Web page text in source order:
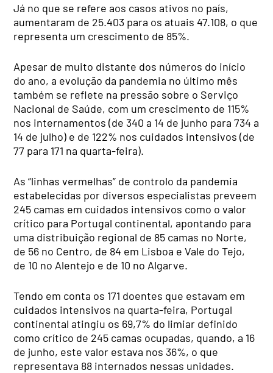
Já no que se refere aos casos ativos no país,
aumentaram de 25.403 para os atuais 47.108, o que
representa um crescimento de 85%.
Apesar de muito distante dos números do início
do ano, a evolução da pandemia no último mês
também se reflete na pressão sobre o Serviço
Nacional de Saúde, com um crescimento de 115%
nos internamentos (de 340 a 14 de junho para 734 a
14 de julho) e de 122% nos cuidados intensivos (de
77 para 171 na quarta-feira).
As “linhas vermelhas” de controlo da pandemia
estabelecidas por diversos especialistas preveem
245 camas em cuidados intensivos como o valor
crítico para Portugal continental, apontando para
uma distribuição regional de 85 camas no Norte,
de 56 no Centro, de 84 em Lisboa e Vale do Tejo,
de 10 no Alentejo e de 10 no Algarve.
Tendo em conta os 171 doentes que estavam em
cuidados intensivos na quarta-feira, Portugal
continental atingiu os 69,7% do limiar definido
como crítico de 245 camas ocupadas, quando, a 16
de junho, este valor estava nos 36%, o que
representava 88 internados nessas unidades.